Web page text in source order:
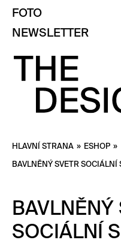
FOTO
NEWSLETTER
HLAVNÍ STRANA » ESHOP »
BAVLNĚNÝ SVETR SOCIÁLNÍ
BAVLNĚNÝ
SOCIÁLNÍ